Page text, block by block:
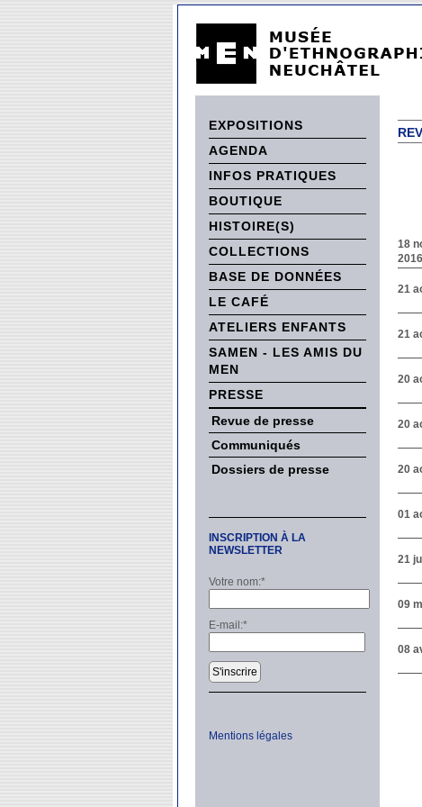
EXPOSITIONS
AGENDA
INFOS PRATIQUES
BOUTIQUE
HISTOIRE(S)
COLLECTIONS
BASE DE DONNÉES
LE CAFÉ
ATELIERS ENFANTS
SAMEN - LES AMIS DU
MEN
PRESSE
Revue de presse
Communiqués
Dossiers de presse
INSCRIPTION À LA
NEWSLETTER
Votre nom:*
E-mail:*
S'inscrire
Mentions légales
18
2016
21
21
20
20
20
01
21
09
08